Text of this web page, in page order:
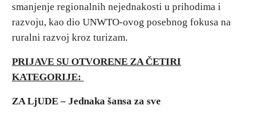
Omladinski turizam
Destinacije
Spisak destinacija
Mapa destinacija
smanjenje regionalnih nejednakosti u prihodima i
razvoju, kao dio UNWTO-ovog posebnog fokusa na
ruralni razvoj kroz turizam.
PRIJAVE SU OTVORENE ZA ČETIRI
KATEGORIJE:
ZA LjUDE – Jednaka šansa za sve